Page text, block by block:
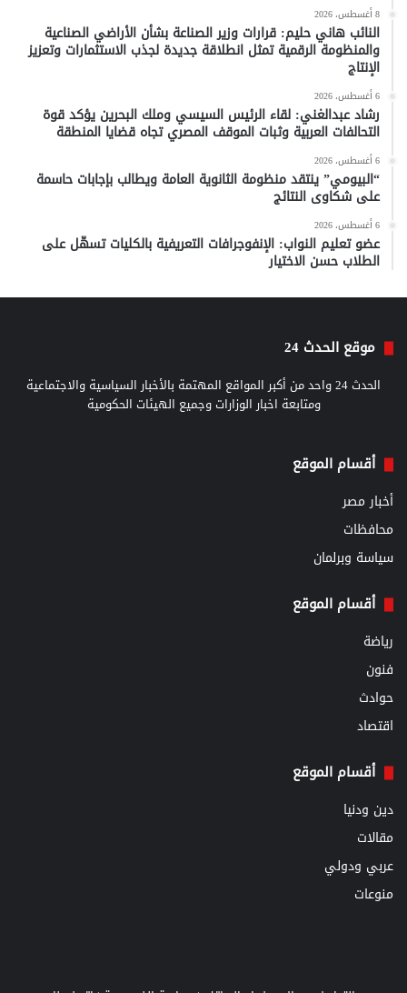
8 أغسطس، 2026
النائب هاني حليم: قرارات وزير الصناعة بشأن الأراضي الصناعية
والمنظومة الرقمية تمثل انطلاقة جديدة لجذب الاستثمارات وتعزيز
الإنتاج
6 أغسطس، 2026
رشاد عبدالغني: لقاء الرئيس السيسي وملك البحرين يؤكد قوة
التحالفات العربية وثبات الموقف المصري تجاه قضايا المنطقة
6 أغسطس، 2026
“البيومي” ينتقد منظومة الثانوية العامة ويطالب بإجابات حاسمة
على شكاوى النتائج
6 أغسطس، 2026
عضو تعليم النواب: الإنفوجرافات التعريفية بالكليات تسهّل على
الطلاب حسن الاختيار
موقع الحدث 24
الحدث 24 واحد من أكبر المواقع المهتمة بالأخبار السياسية والاجتماعية
ومتابعة اخبار الوزارات وجميع الهيئات الحكومية
أقسام الموقع
أخبار مصر
محافظات
سياسة وبرلمان
أقسام الموقع
رياضة
فنون
حوادث
اقتصاد
أقسام الموقع
دين ودنيا
مقالات
عربي ودولي
منوعات